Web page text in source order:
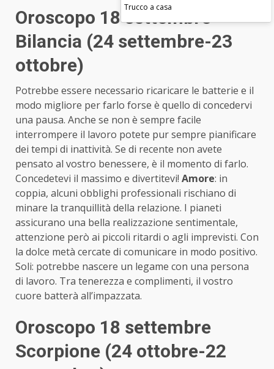
Oroscopo 18 settembre
Bilancia (24 settembre-23
ottobre)
Potrebbe essere necessario ricaricare le batterie e il
modo migliore per farlo forse è quello di concedervi
una pausa. Anche se non è sempre facile
interrompere il lavoro potete pur sempre pianificare
dei tempi di inattività. Se di recente non avete
pensato al vostro benessere, è il momento di farlo.
Concedetevi il massimo e divertitevi! Amore: in
coppia, alcuni obblighi professionali rischiano di
minare la tranquillità della relazione. I pianeti
assicurano una bella realizzazione sentimentale,
attenzione però ai piccoli ritardi o agli imprevisti. Con
la dolce metà cercate di comunicare in modo positivo.
Soli: potrebbe nascere un legame con una persona
di lavoro. Tra tenerezza e complimenti, il vostro
cuore batterà all’impazzata.
Oroscopo 18 settembre
Scorpione (24 ottobre-22
Trucco a casa